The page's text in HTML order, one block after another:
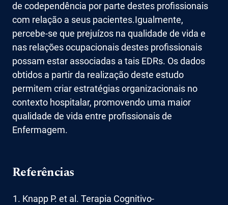
de codependência por parte destes profissionais
com relação a seus pacientes.Igualmente,
percebe-se que prejuízos na qualidade de vida e
nas relações ocupacionais destes profissionais
possam estar associadas a tais EDRs. Os dados
obtidos a partir da realização deste estudo
permitem criar estratégias organizacionais no
contexto hospitalar, promovendo uma maior
qualidade de vida entre profissionais de
Enfermagem.
Referências
Knapp P. et al. Terapia Cognitivo-